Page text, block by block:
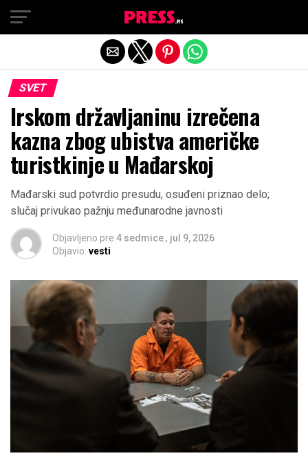
SVET
Irskom državljaninu izrečena
kazna zbog ubistva američke
turistkinje u Mađarskoj
Mađarski sud potvrdio presudu, osuđeni priznao delo;
slučaj privukao pažnju međunarodne javnosti
Objavljeno pre 4 sedmice , jul 9, 2026
Objavio: vesti
Exit mobile version